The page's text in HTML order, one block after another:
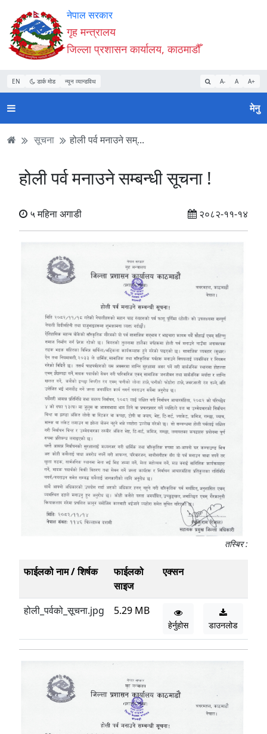
Accessibility
Mode
सुरु
गर्नुहोस्
सामाग्री
पढ्नुहाेस्
नेभिगेसन
पढ्नुहाेस्
वेबसाइट
खोजमा
जानुहोस्
नेपाल सरकार
गृह मन्त्रालय
जिल्ला प्रशासन कार्यालय, काठमाडौँ
EN डार्क मोड न्यून व्यान्डविथ A- A A+
मेनु
सूचना होली पर्व मनाउने सम्...
होली पर्व मनाउने सम्बन्धी सूचना !
५ महिना अगाडी २०८२-११-१४
तस्बिर :
फाईलको नाम / शिर्षक
फाईलको
साइज
एक्सन
होली_पर्वको_सूचना.jpg 5.29 MB
हेर्नुहोस डाउनलोड